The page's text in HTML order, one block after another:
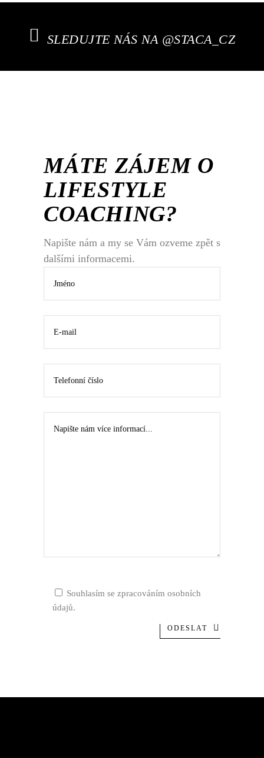
SLEDUJTE NÁS NA @STACA_CZ
MÁTE ZÁJEM O
LIFESTYLE
COACHING?
Napište nám a my se Vám ozveme zpět s
dalšími informacemi.
Souhlasím se zpracováním osobních
údajů.
ODESLAT